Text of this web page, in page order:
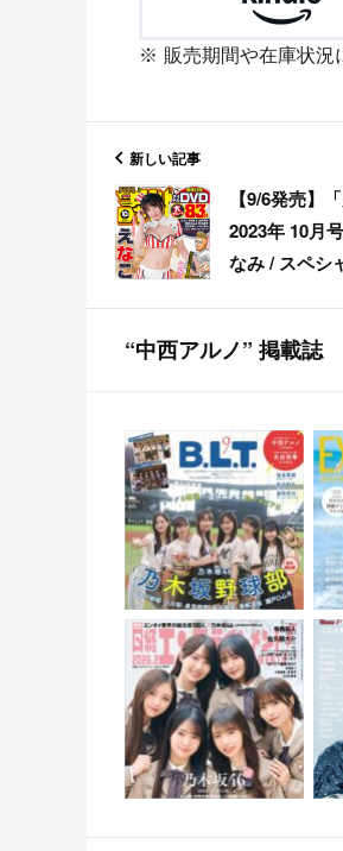
販売期間や在庫状況
新しい記事
【9/6発売】
2023年 10月
なみ / スペシ
“中西アルノ” 掲載誌